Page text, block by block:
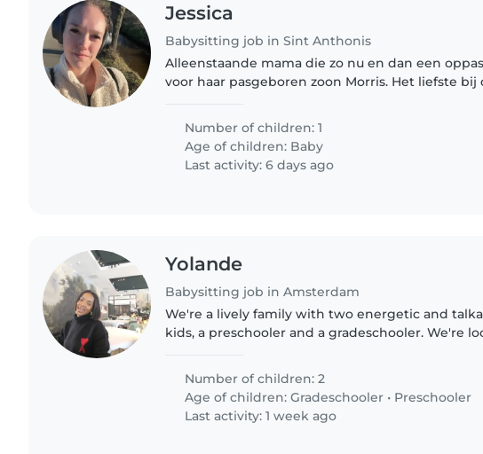
Jessica
Babysitting job in Sint Anthonis
Alleenstaande mama die zo nu en dan een
voor haar pasgeboren zoon Morris. Het liefste bij
Number of children: 1
Age of children: Baby
Last activity: 6 days ago
Yolande
Babysitting job in Amsterdam
We're a lively family with two energetic and
kids, a preschooler and a gradeschooler. We're
Number of children: 2
Age of children:Gradeschooler • Preschooler
Last activity: 1 week ago